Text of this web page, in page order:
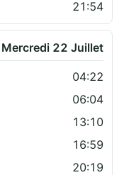
21:54
Mercredi 22 Juillet
04:22
06:04
13:10
16:59
20:19